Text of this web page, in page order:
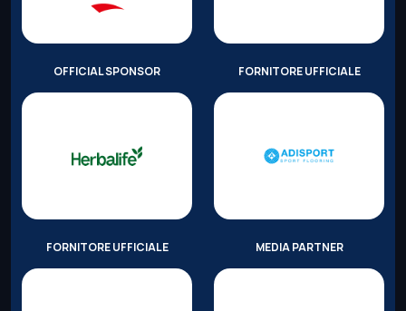
OFFICIAL SPONSOR FORNITORE UFFICIALE
FORNITORE UFFICIALE MEDIA PARTNER